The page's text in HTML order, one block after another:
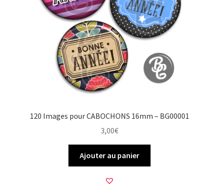
120 Images pour CABOCHONS 16mm – BG00001
3,00€
Ajouter au panier